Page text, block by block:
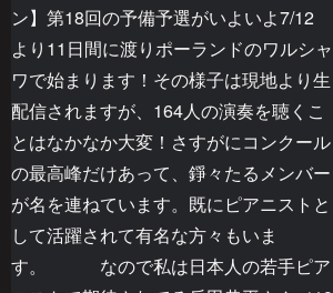
ン】第18回の予備予選がいよいよ7/12
より11日間に渡りポーランドのワルシャ
ワで始まります！その様子は現地より生
配信されますが、 164人の演奏を聴くこ
とはなかなか大変！さすがにコンクール
の最高峰だけあって、錚々たるメンバー
が名を連ねています。既にピアニストと
して活躍されて有名な方々もいま
す。 なので私は日本人の若手ピア